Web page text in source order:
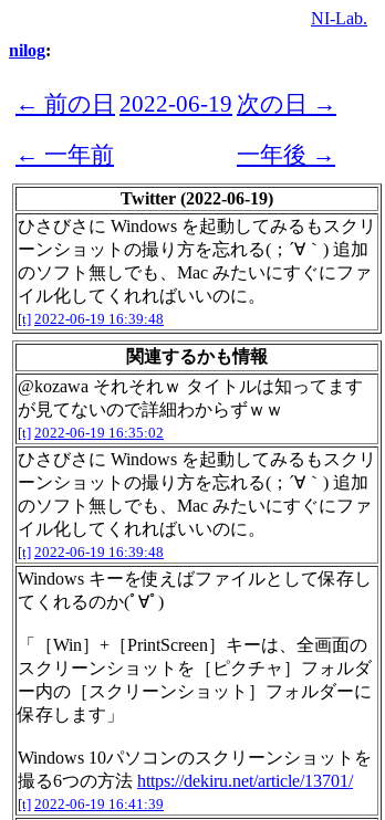
NI-Lab.
nilog:
← 前の日 2022-06-19 次の日 →
← 一年前
一年後 →
Twitter (2022-06-19)
ひさびさに Windows を起動してみるもスクリ
ーンショットの撮り方を忘れる(；´∀｀) 追加
のソフト無しでも、Mac みたいにすぐにファ
イル化してくれればいいのに。
[t] 2022-06-19 16:39:48
関連するかも情報
@kozawa それそれｗ タイトルは知ってます
が見てないので詳細わからずｗｗ
[t] 2022-06-19 16:35:02
ひさびさに Windows を起動してみるもスクリ
ーンショットの撮り方を忘れる(；´∀｀) 追加
のソフト無しでも、Mac みたいにすぐにファ
イル化してくれればいいのに。
[t] 2022-06-19 16:39:48
Windows キーを使えばファイルとして保存し
てくれるのか(ﾟ∀ﾟ)
「［Win］+［PrintScreen］キーは、全画面の
スクリーンショットを［ピクチャ］フォルダ
ー内の［スクリーンショット］フォルダーに
保存します」
Windows 10パソコンのスクリーンショットを
撮る6つの方法 https://dekiru.net/article/13701/
[t] 2022-06-19 16:41:39